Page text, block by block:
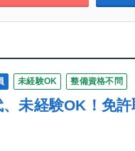
未経験OK 整備資格不問
、未経験OK！免